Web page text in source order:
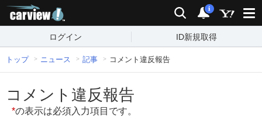
検索 通知
i
ログイン ID新規取得
トップ ニュース 記事 コメント違反報告
コメント違反報告
*の表示は必須入力項目です。